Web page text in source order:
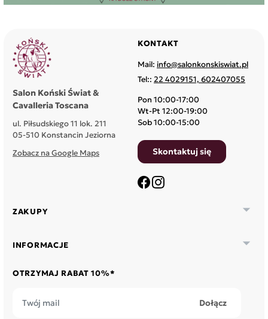
Salon Koński Świat &
Cavalleria Toscana
ul. Piłsudskiego 11 lok. 211
05-510 Konstancin Jeziorna
Zobacz na Google Maps
ZAKUPY 
INFORMACJE 
OTRZYMAJ RABAT 10%*
KONTAKT
Mail: info@salonkonskiswiat.pl
Tel:: 22 4029151, 602407055
Pon 10:00-17:00
Wt-Pt 12:00-19:00
Sob 10:00-15:00
Skontaktuj się